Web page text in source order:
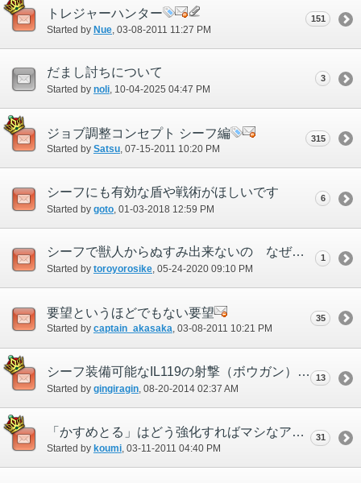
トレジャーハンター
Started by Nue ‎, 03-08-2011 11:27 PM
151
だまし討ちについて
Started by noli‎, 10-04-2025 04:47 PM
3
ジョブ調整コンセプト シーフ編
Started by Satsu‎, 07-15-2011 10:20 PM
315
シーフにも有効な盾や戦術がほしいです
Started by goto ‎, 01-03-2018 12:59 PM
6
シーフで獣人からぬすみ出来ないの なぜなのですか？
Started by toroyorosike‎, 05-24-2020 09:10 PM
1
要望というほどでもない要望
Started by captain_akasaka‎, 03-08-2011 10:21 PM
35
シーフ装備可能なIL119の射撃（ボウガン）が欲しいです
Started by gingiragin ‎, 08-20-2014 02:37 AM
13
「かすめとる」はどう強化すればマシなアビになるのか
Started by koumi‎, 03-11-2011 04:40 PM
31